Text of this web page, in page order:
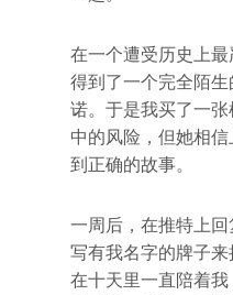
在一个遭受历史上
得到了一个完全陌
诺。于是我买了一
中的风险，但她相
到正确的故事。
一周后，在推特上
写有我名字的牌子来
在十天里一直陪着